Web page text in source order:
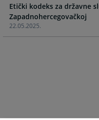
forward
to
interact
with
22.05.2025.
Etički kodeks za državne
Zapadnohercegovačkoj